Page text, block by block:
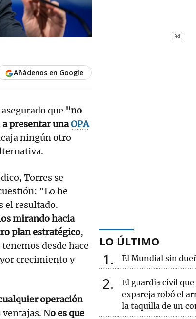
Añádenos en Google
que "no
presentar unaOPA
ningún otro
Torres se
"Lo he
el resultado.
mirando hacia
plan estratégico,
desde hace
crecimiento y
operación
ventajas. No es que
LO ÚLTIMO
1 El Mundial sin
2
El guardia civil que
expareja robó el
la taquilla de un